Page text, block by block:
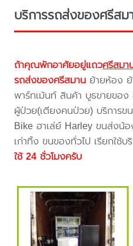
บริการรถส่งของศรีสม
ถ้าคุณพักอาศัยอยู่แถวศรีสมา
รถส่งของศรีสมาน ย้ายห้อง
พาร์ทเม้นท์ สินค้า บูธขายของ
ผู้ป่วย(เตียงคนป่วย) บริการข
Bike ฮาเล่ย์ Harley ขนส่งน้
เก่าทิ้ง ขนของทั่วไป เรียกใช้บริ
ใช้ 24 ชั่วโมงครับ